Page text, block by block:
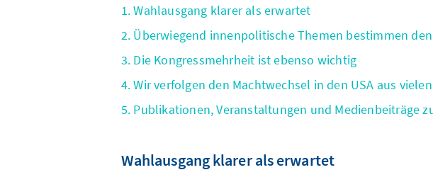
1. Wahlausgang klarer als erwartet
2. Überwiegend innenpolitische Themen bestimmen
3. Die Kongressmehrheit ist ebenso wichtig
4. Wir verfolgen den Machtwechsel in den USA aus
5. Publikationen, Veranstaltungen und Medienbeiträge
Wahlausgang klarer als erwartet